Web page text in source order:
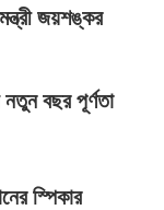
জয়শঙ্কর
বছর পূর্ণতা
স্পিকার